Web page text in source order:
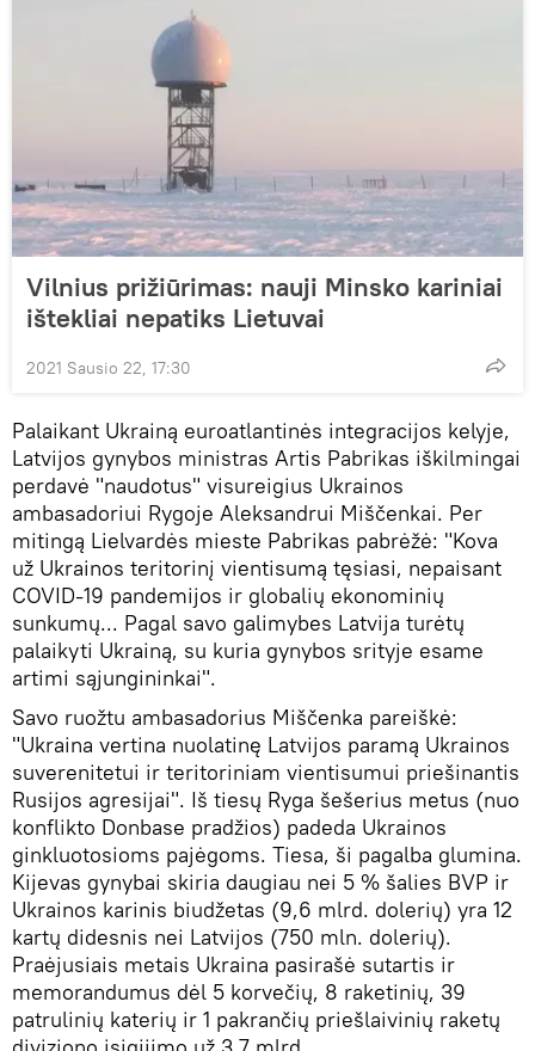
Vilnius prižiūrimas: nauji Minsko kariniai
ištekliai nepatiks Lietuvai
2021 Sausio 22, 17:30
Palaikant Ukrainą euroatlantinės integracijos kelyje,
Latvijos gynybos ministras Artis Pabrikas iškilmingai
perdavė "naudotus" visureigius Ukrainos
ambasadoriui Rygoje Aleksandrui Miščenkai. Per
mitingą Lielvardės mieste Pabrikas pabrėžė: "Kova
už Ukrainos teritorinį vientisumą tęsiasi, nepaisant
COVID-19 pandemijos ir globalių ekonominių
sunkumų... Pagal savo galimybes Latvija turėtų
palaikyti Ukrainą, su kuria gynybos srityje esame
artimi sąjungininkai".
Savo ruožtu ambasadorius Miščenka pareiškė:
"Ukraina vertina nuolatinę Latvijos paramą Ukrainos
suverenitetui ir teritoriniam vientisumui priešinantis
Rusijos agresijai". Iš tiesų Ryga šešerius metus (nuo
konflikto Donbase pradžios) padeda Ukrainos
ginkluotosioms pajėgoms. Tiesa, ši pagalba glumina.
Kijevas gynybai skiria daugiau nei 5 % šalies BVP ir
Ukrainos karinis biudžetas (9,6 mlrd. dolerių) yra 12
kartų didesnis nei Latvijos (750 mln. dolerių).
Praėjusiais metais Ukraina pasirašė sutartis ir
memorandumus dėl 5 korvečių, 8 raketinių, 39
patrulinių katerių ir 1 pakrančių priešlaivinių raketų